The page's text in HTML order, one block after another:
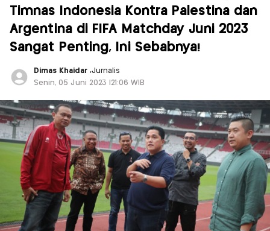
Timnas Indonesia Kontra Palestina dan
Argentina di FIFA Matchday Juni 2023
Sangat Penting, Ini Sebabnya!
Dimas Khaidar ,Jurnalis
Senin, 05 Juni 2023 |21:06 WIB